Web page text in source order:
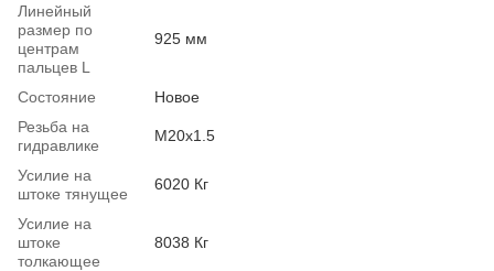
Линейный
размер по
центрам
пальцев L
925 мм
Состояние
Новое
Резьба на
гидравлике
М20х1.5
Усилие на
штоке тянущее
6020 Кг
Усилие на
штоке
толкающее
8038 Кг